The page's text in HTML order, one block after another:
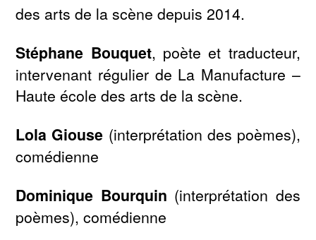
des arts de la scène depuis 2014.
Stéphane Bouquet, poète et traducteur,
intervenant régulier de La Manufacture –
Haute école des arts de la scène.
Lola Giouse (interprétation des poèmes),
comédienne
Dominique Bourquin (interprétation des
poèmes), comédienne